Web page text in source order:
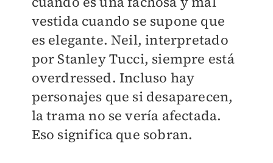
vestida cuando se supone que
es elegante. Neil, interpretado
por Stanley Tucci, siempre está
overdressed. Incluso hay
personajes que si desaparecen,
la trama no se vería afectada.
Eso significa que sobran.